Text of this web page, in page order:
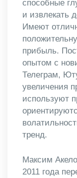
способные
и извлекать
Имеют
прибыль.
опытом с
Телеграм,
увеличения
используют
тренд.
Максим
2011 года